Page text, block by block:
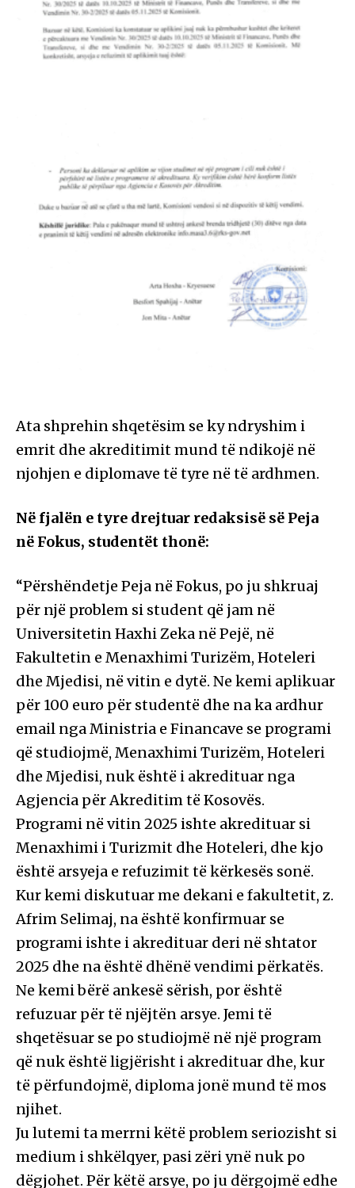
Ata shprehin shqetësim se ky ndryshim i
emrit dhe akreditimit mund të ndikojë në
njohjen e diplomave të tyre në të ardhmen.
Në fjalën e tyre drejtuar redaksisë së Peja
në Fokus, studentët thonë:
“Përshëndetje Peja në Fokus, po ju shkruaj
për një problem si student që jam në
Universitetin Haxhi Zeka në Pejë, në
Fakultetin e Menaxhimi Turizëm, Hoteleri
dhe Mjedisi, në vitin e dytë. Ne kemi aplikuar
për 100 euro për studentë dhe na ka ardhur
email nga Ministria e Financave se programi
që studiojmë, Menaxhimi Turizëm, Hoteleri
dhe Mjedisi, nuk është i akredituar nga
Agjencia për Akreditim të Kosovës.
Programi në vitin 2025 ishte akredituar si
Menaxhimi i Turizmit dhe Hoteleri, dhe kjo
është arsyeja e refuzimit të kërkesës sonë.
Kur kemi diskutuar me dekani e fakultetit, z.
Afrim Selimaj, na është konfirmuar se
programi ishte i akredituar deri në shtator
2025 dhe na është dhënë vendimi përkatës.
Ne kemi bërë ankesë sërish, por është
refuzuar për të njëjtën arsye. Jemi të
shqetësuar se po studiojmë në një program
që nuk është ligjërisht i akredituar dhe, kur
të përfundojmë, diploma jonë mund të mos
njihet.
Ju lutemi ta merrni këtë problem seriozisht si
medium i shkëlqyer, pasi zëri ynë nuk po
dëgjohet. Për këtë arsye, po ju dërgojmë edhe